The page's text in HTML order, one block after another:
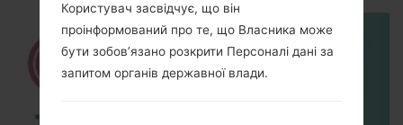
Користувач засвідчує, що він
проінформований про те, що Власника може
бути зобов’язано розкрити Персоналі дані за
запитом органів державної влади.